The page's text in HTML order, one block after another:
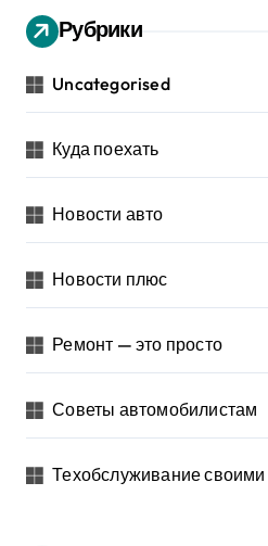
Рубрики
Uncategorised
Куда поехать
Новости авто
Новости плюс
Ремонт — это просто
Советы автомобилистам
Техобслуживание своими